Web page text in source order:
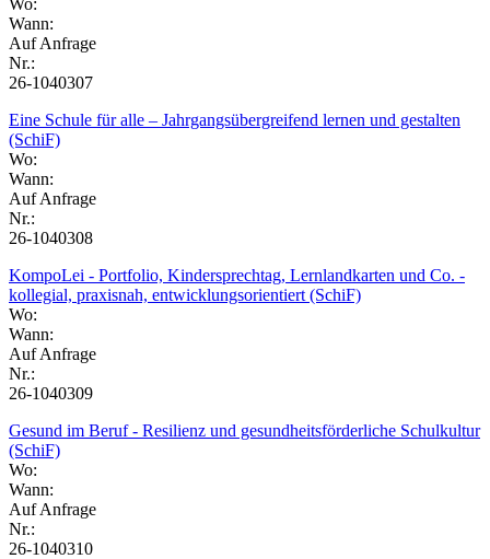
Wann:
Auf Anfrage
Nr.:
26-1040307
Eine Schule für alle – Jahrgangsübergreifend lernen und gestalten
(SchiF)
Wo:
Wann:
Auf Anfrage
Nr.:
26-1040308
KompoLei - Portfolio, Kindersprechtag, Lernlandkarten und Co. -
kollegial, praxisnah, entwicklungsorientiert (SchiF)
Wo:
Wann:
Auf Anfrage
Nr.:
26-1040309
Gesund im Beruf - Resilienz und gesundheitsförderliche Schulkultur
(SchiF)
Wo:
Wann:
Auf Anfrage
Nr.:
26-1040310